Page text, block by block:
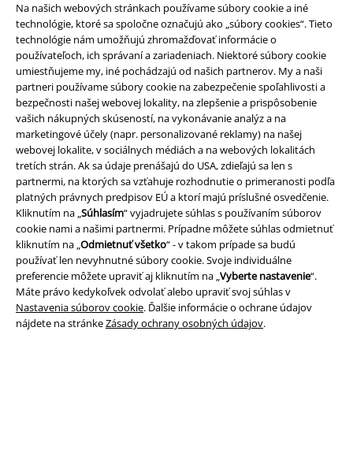
Na našich webových stránkach používame súbory cookie a iné
technológie, ktoré sa spoločne označujú ako „súbory cookies“. Tieto
technológie nám umožňujú zhromažďovať informácie o
používateľoch, ich správaní a zariadeniach. Niektoré súbory cookie
umiestňujeme my, iné pochádzajú od našich partnerov. My a naši
partneri používame súbory cookie na zabezpečenie spoľahlivosti a
bezpečnosti našej webovej lokality, na zlepšenie a prispôsobenie
vašich nákupných skúseností, na vykonávanie analýz a na
marketingové účely (napr. personalizované reklamy) na našej
webovej lokalite, v sociálnych médiách a na webových lokalitách
tretích strán. Ak sa údaje prenášajú do USA, zdieľajú sa len s
partnermi, na ktorých sa vzťahuje rozhodnutie o primeranosti podľa
platných právnych predpisov EÚ a ktorí majú príslušné osvedčenie.
Kliknutím na „Súhlasím“ vyjadrujete súhlas s používaním súborov
cookie nami a našimi partnermi. Prípadne môžete súhlas odmietnuť
kliknutím na „Odmietnuť všetko“ - v takom prípade sa budú
používať len nevyhnutné súbory cookie. Svoje individuálne
preferencie môžete upraviť aj kliknutím na „Vyberte nastavenie“.
Máte právo kedykoľvek odvolať alebo upraviť svoj súhlas v
Nastavenia súborov cookie. Ďalšie informácie o ochrane údajov
nájdete na stránkeZásady ochrany osobných údajov.
Právne informácie
Podmienky
Imprint
Ochrana osobných údajov
Likvidácia odpadu a ochrana životného prostredia
Vyhlásenie o zhode
Informácie o prístupnosti